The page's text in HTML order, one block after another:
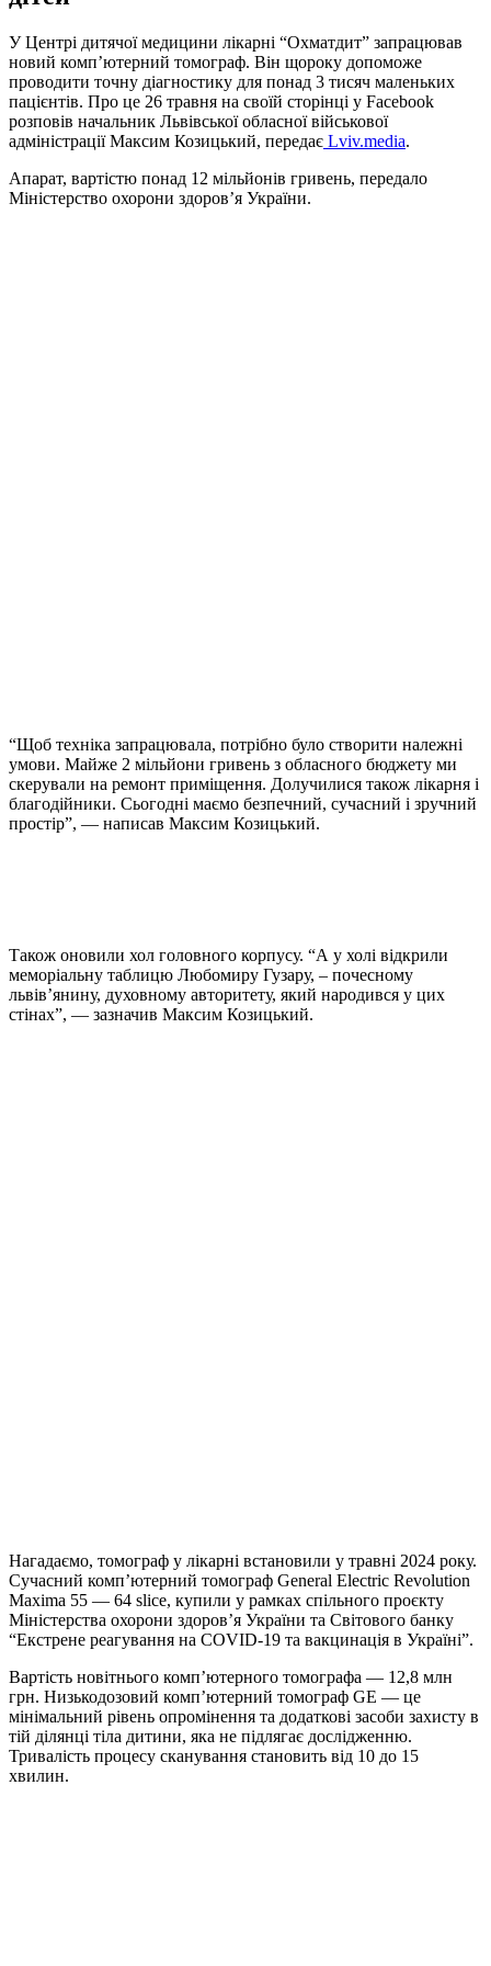
У Центрі дитячої медицини лікарні “Охматдит” запрацював
новий комп’ютерний томограф. Він щороку допоможе
проводити точну діагностику для понад 3 тисяч маленьких
пацієнтів. Про це 26 травня на своїй сторінці у Facebook
розповів начальник Львівської обласної військової
адміністрації Максим Козицький, передає Lviv.media.
Апарат, вартістю понад 12 мільйонів гривень, передало
Міністерство охорони здоров’я України.
“Щоб техніка запрацювала, потрібно було створити належні
умови. Майже 2 мільйони гривень з обласного бюджету ми
скерували на ремонт приміщення. Долучилися також лікарня і
благодійники. Сьогодні маємо безпечний, сучасний і зручний
простір”, — написав Максим Козицький.
Також оновили хол головного корпусу. “А у холі відкрили
меморіальну таблицю Любомиру Гузару, – почесному
львів’янину, духовному авторитету, який народився у цих
стінах”, — зазначив Максим Козицький.
Нагадаємо, томограф у лікарні встановили у травні 2024 року.
Сучасний комп’ютерний томограф General Electric Revolution
Maxima 55 — 64 slice, купили у рамках спільного проєкту
Міністерства охорони здоров’я України та Світового банку
“Екстрене реагування на COVID-19 та вакцинація в Україні”.
Вартість новітнього комп’ютерного томографа — 12,8 млн
грн. Низькодозовий компʼютерний томограф GE — це
мінімальний рівень опромінення та додаткові засоби захисту в
тій ділянці тіла дитини, яка не підлягає дослідженню.
Тривалість процесу сканування становить від 10 до 15
хвилин.